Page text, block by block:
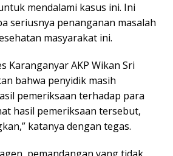
mendalami kasus ini. Ini
seriusnya penanganan masalah
masyarakat ini.
Karanganyar AKP Wikan Sri
bahwa penyidik masih
pemeriksaan terhadap para
hasil pemeriksaan tersebut,
katanya dengan tegas.